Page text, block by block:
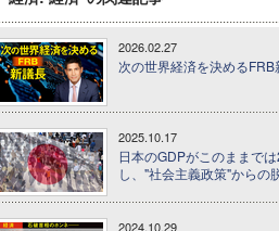
2026.02.27
次の世界経済を決めるFRB
2025.10.17
日本のGDPがこのままで
し、"社会主義政策"からの
2024.10.29